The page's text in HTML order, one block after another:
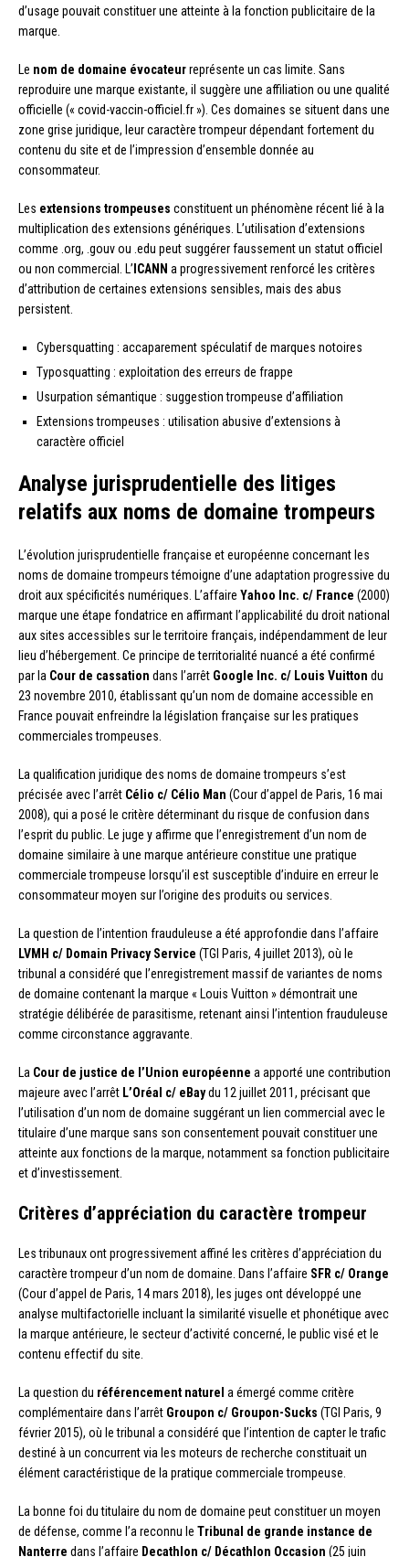
d’usage pouvait constituer une atteinte à la fonction publicitaire de la
marque.
Le nom de domaine évocateurreprésente un cas limite. Sans
reproduire une marque existante, il suggère une affiliation ou une qualité
officielle (« covid-vaccin-officiel.fr »). Ces domaines se situent dans une
zone grise juridique, leur caractère trompeur dépendant fortement du
contenu du site et de l’impression d’ensemble donnée au
consommateur.
Les extensions trompeuses constituent un phénomène récent lié à la
multiplication des extensions génériques. L’utilisation d’extensions
comme .org, .gouv ou .edu peut suggérer faussement un statut officiel
ou non commercial. L’ ICANN a progressivement renforcé les critères
d’attribution de certaines extensions sensibles, mais des abus
persistent.
Cybersquatting : accaparement spéculatif de marques notoires
Typosquatting : exploitation des erreurs de frappe
Usurpation sémantique : suggestion trompeuse d’affiliation
Extensions trompeuses : utilisation abusive d’extensions à
caractère officiel
Analyse jurisprudentielle des litiges
relatifs aux noms de domaine trompeurs
L’évolution jurisprudentielle française et européenne concernant les
noms de domaine trompeurs témoigne d’une adaptation progressive du
droit aux spécificités numériques. L’affaire Yahoo Inc. c/ France (2000)
marque une étape fondatrice en affirmant l’applicabilité du droit national
aux sites accessibles sur le territoire français, indépendamment de leur
lieu d’hébergement. Ce principe de territorialité nuancé a été confirmé
par la Cour de cassation dans l’arrêt Google Inc. c/ Louis Vuitton du
23 novembre 2010, établissant qu’un nom de domaine accessible en
France pouvait enfreindre la législation française sur les pratiques
commerciales trompeuses.
La qualification juridique des noms de domaine trompeurs s’est
précisée avec l’arrêt Célio c/ Célio Man (Cour d’appel de Paris, 16 mai
2008), qui a posé le critère déterminant du risque de confusion dans
l’esprit du public. Le juge y affirme que l’enregistrement d’un nom de
domaine similaire à une marque antérieure constitue une pratique
commerciale trompeuse lorsqu’il est susceptible d’induire en erreur le
consommateur moyen sur l’origine des produits ou services.
La question de l’intention frauduleuse a été approfondie dans l’affaire
LVMH c/ Domain Privacy Service (TGI Paris, 4 juillet 2013), où le
tribunal a considéré que l’enregistrement massif de variantes de noms
de domaine contenant la marque « Louis Vuitton » démontrait une
stratégie délibérée de parasitisme, retenant ainsi l’intention frauduleuse
comme circonstance aggravante.
La Cour de justice de l’Union européenne a apporté une contribution
majeure avec l’arrêt L’Oréal c/ eBaydu 12 juillet 2011, précisant que
l’utilisation d’un nom de domaine suggérant un lien commercial avec le
titulaire d’une marque sans son consentement pouvait constituer une
atteinte aux fonctions de la marque, notamment sa fonction publicitaire
et d’investissement.
Critères d’appréciation du caractère trompeur
Les tribunaux ont progressivement affiné les critères d’appréciation du
caractère trompeur d’un nom de domaine. Dans l’affaire SFR c/ Orange
(Cour d’appel de Paris, 14 mars 2018), les juges ont développé une
analyse multifactorielle incluant la similarité visuelle et phonétique avec
la marque antérieure, le secteur d’activité concerné, le public visé et le
contenu effectif du site.
La question du référencement naturel a émergé comme critère
complémentaire dans l’arrêt Groupon c/ Groupon-Sucks (TGI Paris, 9
février 2015), où le tribunal a considéré que l’intention de capter le trafic
destiné à un concurrent via les moteurs de recherche constituait un
élément caractéristique de la pratique commerciale trompeuse.
La bonne foi du titulaire du nom de domaine peut constituer un moyen
de défense, comme l’a reconnu le Tribunal de grande instance de
Nanterre dans l’affaire Decathlon c/ Décathlon Occasion (25 juin